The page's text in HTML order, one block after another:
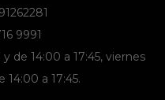
9991
de 14:00 a 17:45, viernes
14:00 a 17:45.